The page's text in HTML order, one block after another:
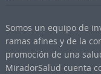
Somos un equipo de
ramas afines y de la
promoción de una
MiradorSalud cuenta